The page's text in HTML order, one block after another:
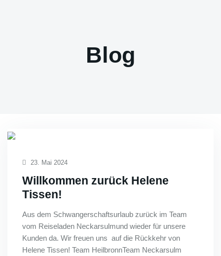
Blog
23. Mai 2024
Willkommen zurück Helene
Tissen!
Aus dem Schwangerschaftsurlaub zurück im Team
vom Reiseladen Neckarsulmund wieder für unsere
Kunden da. Wir freuen uns auf die Rückkehr von
Helene Tissen! Team HeilbronnTeam Neckarsulm